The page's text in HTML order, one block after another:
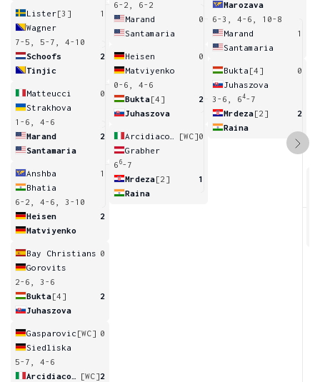
Lister[3]
1
Wagner
7-5, 5-7, 4-10
Schoofs
2
Tinjic
Matteucci
0
Strakhova
1-6, 4-6
Marand
2
Santamaria
Anshba
1
Bhatia
6-2, 4-6, 3-10
Heisen
2
Matviyenko
Bay Christians 0
Gorovits
2-6, 3-6
Bukta[4]
2
Juhaszova
Gasparovic [WC] 0
Siedliska
5-7, 4-6
[WC]2
6-2, 6-2
Marand
0
Santamaria
Heisen
0
Matviyenko
0-6, 4-6
Bukta[4]
2
Juhaszova
[WC]0
Grabher
6 6-7
Mrdeza[2]
1
Raina
Marozava
6-3, 4-6, 10-8
Marand
1
Santamaria
Bukta [4]
0
Juhaszova
3-6, 64-7
Mrdeza[2]
2
Raina